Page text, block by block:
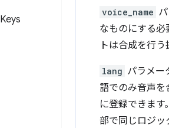
Keys
voice_name
なものにする
トは合成を行う
lang パラメー
語でのみ音声
に登録できま
部で同じロジッ